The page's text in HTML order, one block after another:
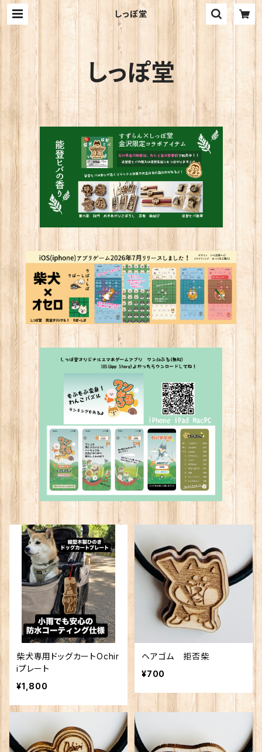
しっぽ堂
しっぽ堂
柴犬専用ドッグカートOchir
iプレート
¥1,800
ヘアゴム 拒否柴
¥700